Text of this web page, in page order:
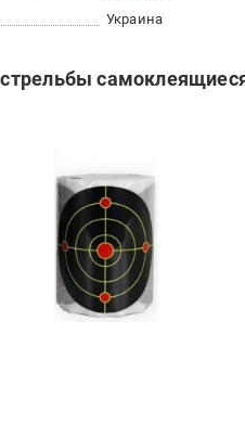
Украина